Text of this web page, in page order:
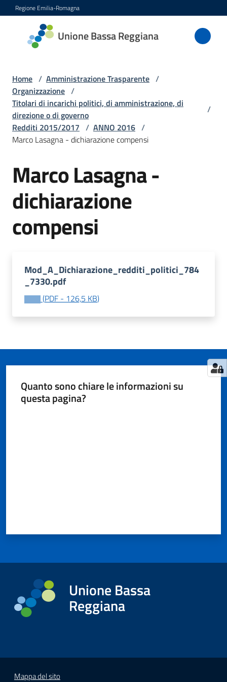
Vai al contenuto
Vai alla navigazione
Vai al footer
Regione Emilia-Romagna
Unione Bassa Reggiana
Unione
Bassa
Amministrazione
Menu selezionato
Novità
Servizi
Vivere
l'Unione
Tutti
argomenti...
su
Home / Amministrazione Trasparente /
Organizzazione /
Titolari di incarichi politici, di amministrazione, di
direzione o di governo
/
Redditi 2015/2017 / ANNO 2016 /
Marco Lasagna - dichiarazione compensi
Marco Lasagna -
dichiarazione
compensi
Mod_A_Dichiarazione_redditi_politici_784
_7330.pdf
(PDF - 126,5 KB)
Quanto sono chiare le informazioni su
questa pagina?
Unione Bassa
Reggiana
Mappa del sito